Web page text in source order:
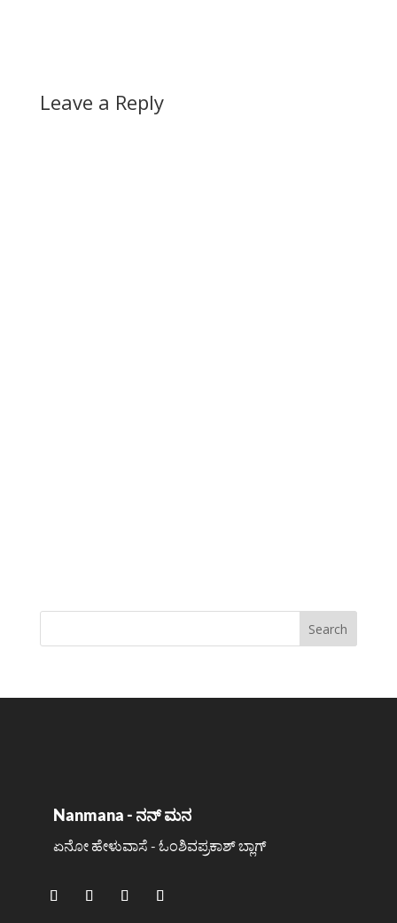
Leave a Reply
Nanmana - ನನ್ ಮನ
ಏನೋ ಹೇಳುವಾಸೆ - ಓಂಶಿವಪ್ರಕಾಶ್ ಬ್ಲಾಗ್